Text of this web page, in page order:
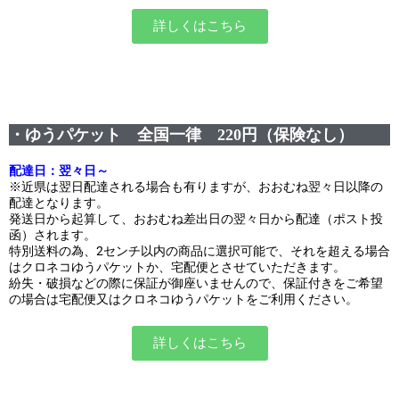
詳しくはこちら
・ゆうパケット 全国一律 220円（保険なし）
配達日：翌々日～
※近県は翌日配達される場合も有りますが、おおむね翌々日以降の
配達となります。
発送日から起算して、おおむね差出日の翌々日から配達（ポスト投
函）されます。
特別送料の為、2センチ以内の商品に選択可能で、それを超える場合
はクロネコゆうパケットか、宅配便とさせていただきます。
紛失・破損などの際に保証が御座いませんので、保証付きをご希望
の場合は宅配便又はクロネコゆうパケットをご利用ください。
詳しくはこちら